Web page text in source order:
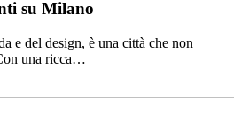
su Milano
e del design, è una città che non
una ricca…